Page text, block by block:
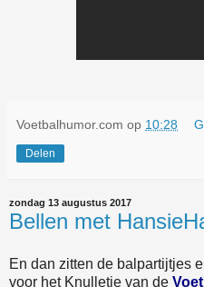
Voetbalhumor.com op 10:28
Delen
zondag 13 augustus 2017
Bellen met
En dan zitten de balpartijtjes
voor het Knulletje van de